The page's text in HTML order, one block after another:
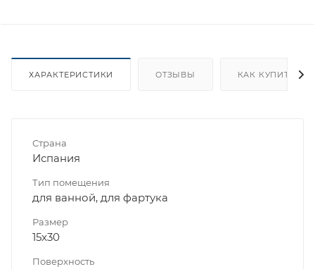
ХАРАКТЕРИСТИКИ ОТЗЫВЫ КАК КУПИТЬ
Страна
Испания
Тип помещения
для ванной, для фартука
Размер
15x30
Поверхность